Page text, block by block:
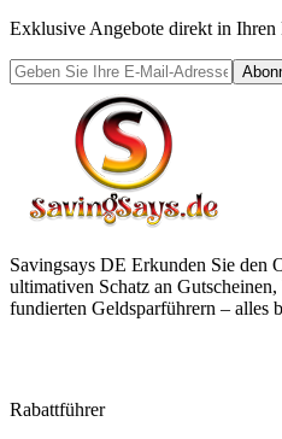
Exklusive Angebote direkt in Ihren
Savingsays DE Erkunden Sie den
ultimativen Schatz an
fundierten Geldsparführern – alles
Rabattführer